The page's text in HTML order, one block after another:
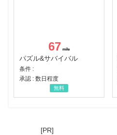
67
パズル&サバイバル
条件 :
承認 : 数日程度
無料
[PR]